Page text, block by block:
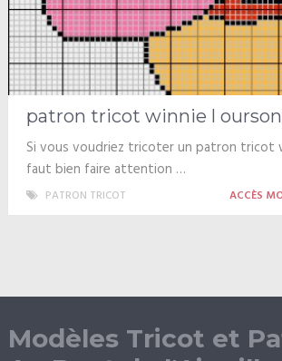
patron tricot winnie l ourson
Si vous voudriez tricoter un patron tricot
faut bien faire attention …
PATRON TRICOT ACCÈS
Modèles Tricot et